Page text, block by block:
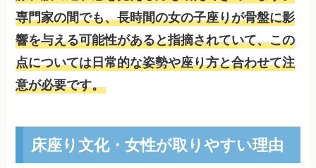
専門家の間でも、長時間の女の子座りが骨盤に影
響を与える可能性があると指摘されていて、この
点については日常的な姿勢や座り方と合わせて注
意が必要です。
床座り文化・女性が取りやすい理由